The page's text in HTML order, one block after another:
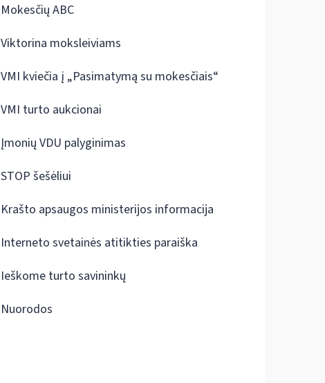
Mokesčių ABC
Viktorina moksleiviams
VMI kviečia į „Pasimatymą su mokesčiais“
VMI turto aukcionai
Įmonių VDU palyginimas
STOP šešėliui
Krašto apsaugos ministerijos informacija
Interneto svetainės atitikties paraiška
Ieškome turto savininkų
Nuorodos